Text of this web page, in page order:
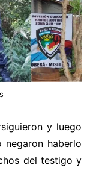
y luego
negaron haberlo
del testigo y